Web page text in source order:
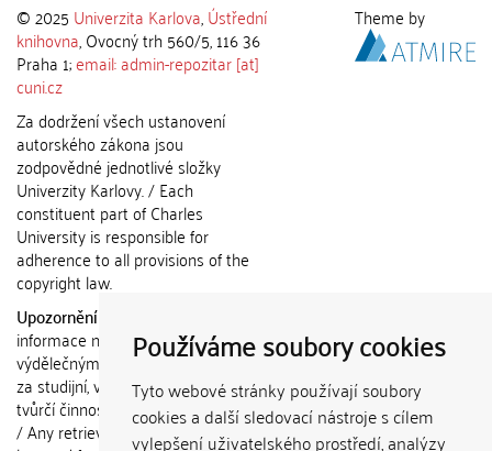
Používáme soubory cookies
Tyto webové stránky používají soubory
cookies a další sledovací nástroje s cílem
vylepšení uživatelského prostředí, analýzy
© 2025 Univerzita Karlova,Ústřední
knihovna, Ovocný trh 560/5, 116 36
Praha 1;email: admin-repozitar [at]
cuni.cz
Za dodržení všech ustanovení
autorského zákona jsou
zodpovědné jednotlivé složky
Univerzity Karlovy. / Each
constituent part of Charles
University is responsible for
adherence to all provisions of the
copyright law.
Upozornění / Notice:
informace nemohou být použity k
výdělečným účelům nebo vydávány
za studijní, vědeckou nebo jinou
tvůrčí činnost jiné osoby než autora.
/ Any retrieved information shall not
Theme by